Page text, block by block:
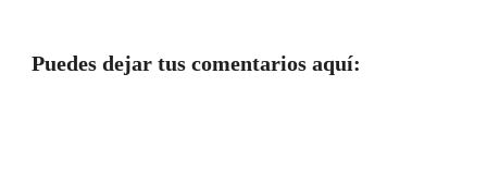
Puedes dejar tus comentarios aquí: